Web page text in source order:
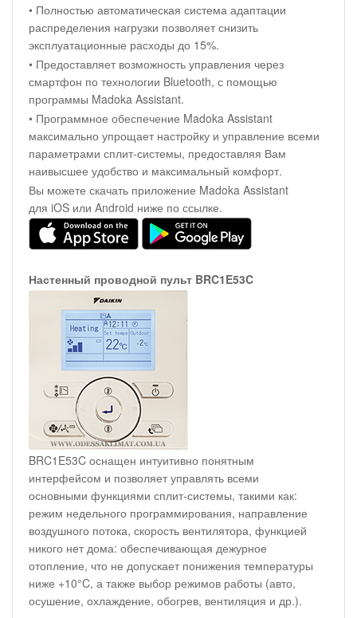
• Полностью автоматическая система адаптации
распределения нагрузки позволяет снизить
эксплуатационные расходы до 15%.
• Предоставляет возможность управления через
смартфон по технологии Bluetooth, с помощью
программы Madoka Assistant.
• Программное обеспечение Madoka Assistant
максимально упрощает настройку и управление всеми
параметрами сплит-системы, предоставляя Вам
наивысшее удобство и максимальный комфорт.
Вы можете скачать приложение Madoka Assistant
для iOS или Android ниже по ссылке.
Настенный проводной пульт BRC1E53C
BRC1E53C оснащен интуитивно понятным
интерфейсом и позволяет управлять всеми
основными функциями сплит-системы, такими как:
режим недельного программирования, направление
воздушного потока, скорость вентилятора, функцией
никого нет дома: обеспечивающая дежурное
отопление, что не допускает понижения температуры
ниже +10°C, а также выбор режимов работы (авто,
осушение, охлаждение, обогрев, вентиляция и др.).